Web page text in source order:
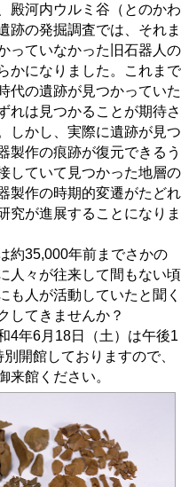
殿河内ウルミ谷（とのかわ
跡の発掘調査では、それま
っていなかった旧石器人の
かになりました。これまで
代の遺跡が見つかっていた
れは見つかることが期待さ
しかし、実際に遺跡が見つ
製作の痕跡が復元できるう
していて見つかった地層の
製作の時期的変遷がたどれ
究が進展することになりま
約35,000年前までさかの
人々が往来して間もない頃
も人が活動していたと聞く
してきませんか？
4年6月18日（土）は午後1
開館しておりますので、
来館ください。